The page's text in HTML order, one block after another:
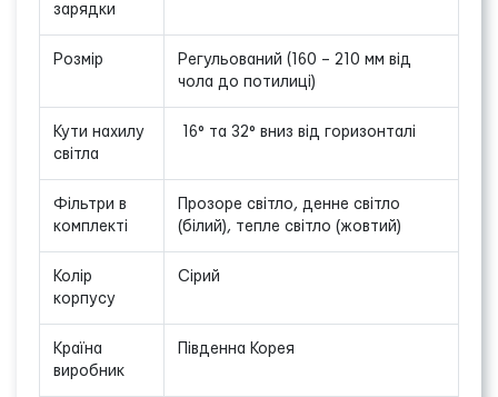
зарядки
Розмір
Регульований (160 – 210 мм від
чола до потилиці)
Кути нахилу
світла
16° та 32° вниз від горизонталі
Фільтри в
комплекті
Прозоре світло, денне світло
(білий), тепле світло (жовтий)
Колір
корпусу
Сірий
Країна
виробник
Південна Корея